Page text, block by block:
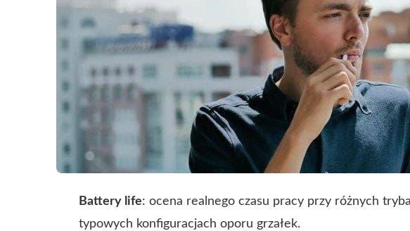
Battery life: ocena realnego czasu pracy przy różnych
typowych konfiguracjach oporu grzałek.